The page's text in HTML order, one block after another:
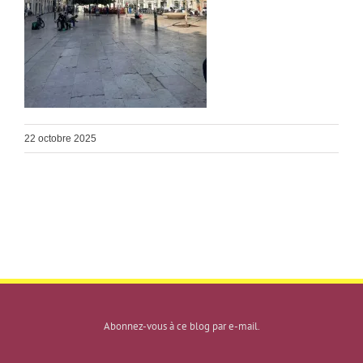
22 octobre 2025
Abonnez-vous à ce blog par e-mail.